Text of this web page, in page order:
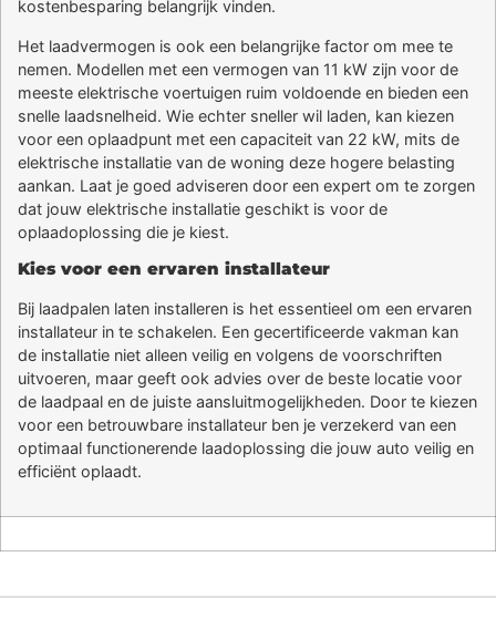
kostenbesparing belangrijk vinden.
Het laadvermogen is ook een belangrijke factor om mee te
nemen. Modellen met een vermogen van 11 kW zijn voor de
meeste elektrische voertuigen ruim voldoende en bieden een
snelle laadsnelheid. Wie echter sneller wil laden, kan kiezen
voor een oplaadpunt met een capaciteit van 22 kW, mits de
elektrische installatie van de woning deze hogere belasting
aankan. Laat je goed adviseren door een expert om te zorgen
dat jouw elektrische installatie geschikt is voor de
oplaadoplossing die je kiest.
Kies voor een ervaren installateur
Bij laadpalen laten installeren is het essentieel om een ervaren
installateur in te schakelen. Een gecertificeerde vakman kan
de installatie niet alleen veilig en volgens de voorschriften
uitvoeren, maar geeft ook advies over de beste locatie voor
de laadpaal en de juiste aansluitmogelijkheden. Door te kiezen
voor een betrouwbare installateur ben je verzekerd van een
optimaal functionerende laadoplossing die jouw auto veilig en
efficiënt oplaadt.